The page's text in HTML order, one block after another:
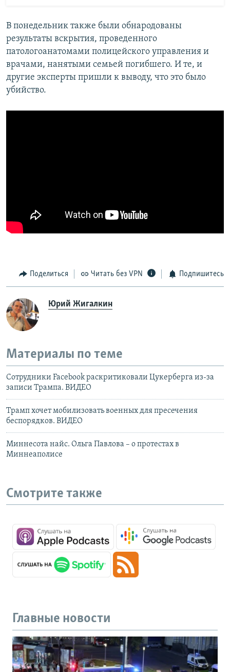
В понедельник также были обнародованы
результаты вскрытия, проведенного
патологоанатомами полицейского управления и
врачами, нанятыми семьей погибшего. И те, и
другие эксперты пришли к выводу, что это было
убийство.
Поделиться Читать без VPN Подпишитесь
Юрий Жигалкин
Материалы по теме
Сотрудники Facebook раскритиковали Цукерберга из-за
записи Трампа. ВИДЕО
Трамп хочет мобилизовать военных для пресечения
беспорядков. ВИДЕО
Миннесота найс. Ольга Павлова – о протестах в
Миннеаполисе
Смотрите также
Главные новости